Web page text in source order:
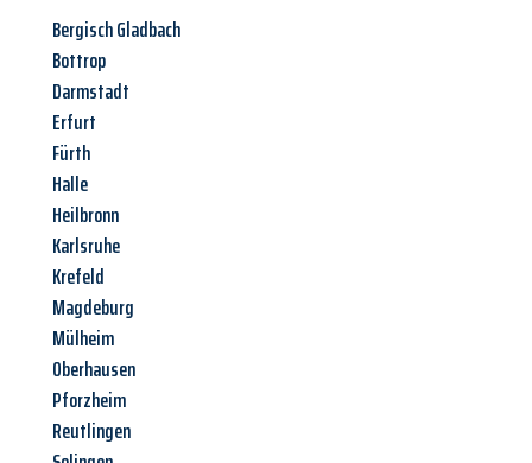
Bergisch Gladbach
Bottrop
Darmstadt
Erfurt
Fürth
Halle
Heilbronn
Karlsruhe
Krefeld
Magdeburg
Mülheim
Oberhausen
Pforzheim
Reutlingen